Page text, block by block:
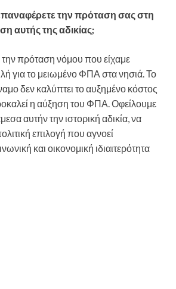
την πρόταση σας στη
αυτής της αδικίας;
πρόταση νόμου που είχαμε
για το μειωμένο ΦΠΑ στα νησιά. Το
δεν καλύπτει το αυξημένο κόστος
η αύξηση του ΦΠΑ. Οφείλουμε
αυτήν την ιστορική αδικία, να
επιλογή που αγνοεί
και οικονομική ιδιαιτερότητα